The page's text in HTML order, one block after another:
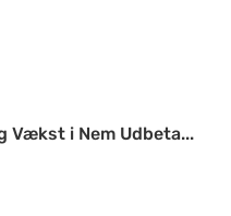
Vækst i Nem Udbeta...